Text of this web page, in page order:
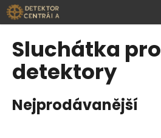
Přejít
na
obsah
Sluchátka pro
detektory
Nejprodávanější
K
o
C
o
p
o